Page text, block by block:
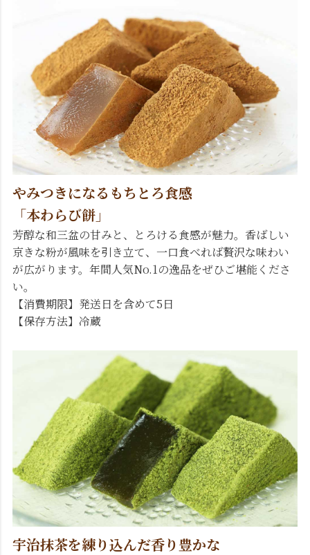
やみつきになるもちとろ食感
「本わらび餅」
芳醇な和三盆の甘みと、とろける食感が魅力。香ばしい
京きな粉が風味を引き立て、一口食べれば贅沢な味わい
が広がります。年間人気No.1の逸品をぜひご堪能くださ
い。
【消費期限】発送日を含めて5日
【保存方法】冷蔵
宇治抹茶を練り込んだ香り豊かな